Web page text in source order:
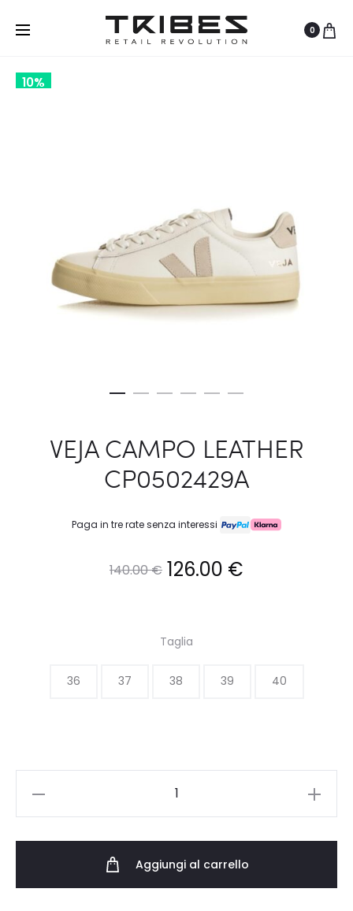
0
10%
VEJA CAMPO LEATHER
CP0502429A
Paga in tre rate senza interessi
140.00€ Il
originale
era:
126.00 €
Taglia
36 37 38 39 40
Aggiungi al carrello